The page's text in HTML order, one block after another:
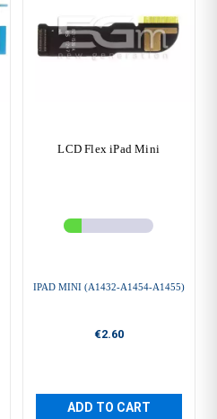
LCD Flex iPad Mini
IPAD MINI (A1432-A1454-A1455)
€2.60
ADD TO CART